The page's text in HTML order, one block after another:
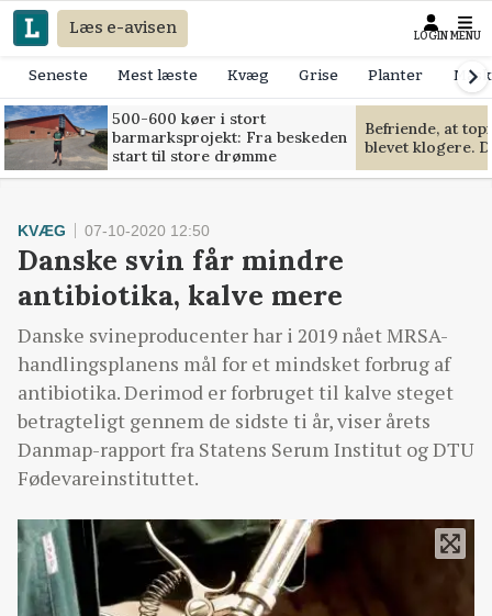
Læs e-avisen LOGIN MENU
Seneste Mest læste Kvæg Grise Planter
500-600 køer i stort
barmarksprojekt: Fra beskeden
start til store drømme
Befriende, at
blevet klogere.
KVÆG 07-10-2020 12:50
Danske svin får mindre
antibiotika, kalve mere
Danske svineproducenter har i 2019 nået MRSA-
handlingsplanens mål for et mindsket forbrug af
antibiotika. Derimod er forbruget til kalve steget
betragteligt gennem de sidste ti år, viser årets
Danmap-rapport fra Statens Serum Institut og DTU
Fødevareinstituttet.